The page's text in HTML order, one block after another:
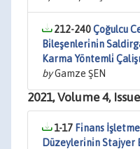
212-240Çoğulcu
Bi̇leşenleri̇ni̇n
Karma Yöntemli̇
byGamze ŞEN
2021, Volume 4,
1-17 Fi̇nans
Düzeyleri̇ni̇n Stajyer